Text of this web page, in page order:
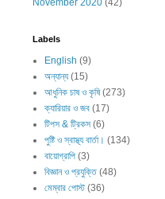
November 2020 (42)
Labels
English (9)
অন্যান্য (15)
আধুনিক চাষ ও কৃষি (273)
ক্যারিয়ার ও জব (17)
টিপস & ট্রিকস (6)
পুষ্টি ও স্বাস্থ্য বার্তা। (134)
বায়োগ্রাপি (3)
বিজ্ঞান ও প্রযুক্তি (48)
মেম্বার পোস্ট (36)